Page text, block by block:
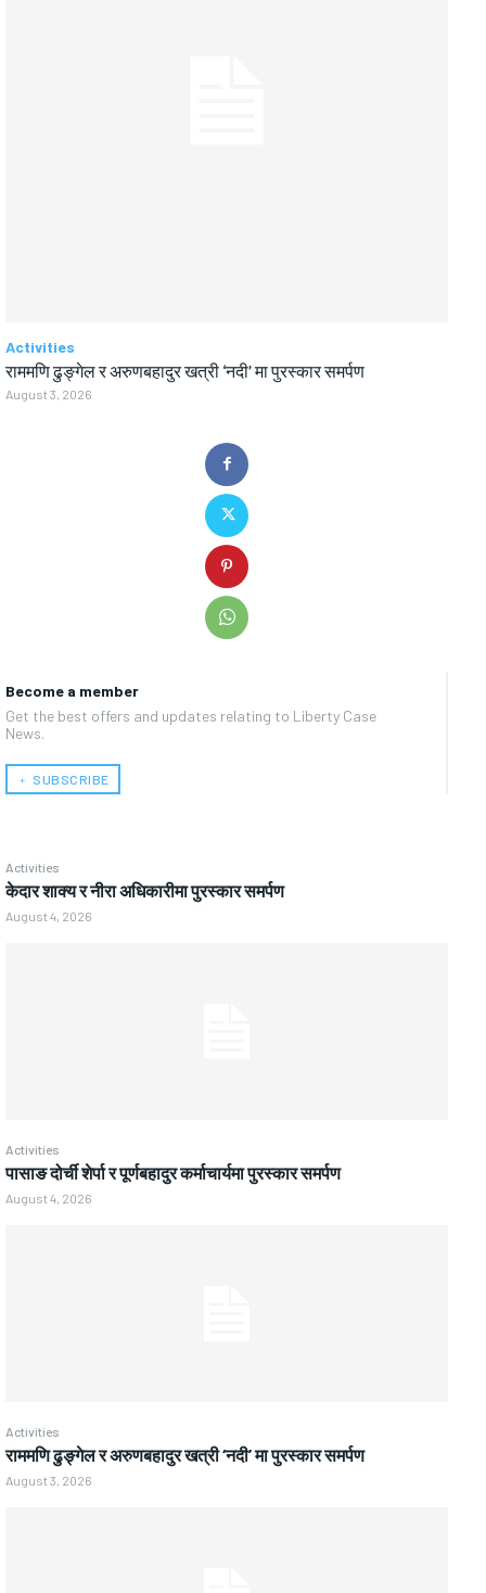
Become a member
Get the best offers and updates relating to Liberty Case
News.
﹢ SUBSCRIBE
Activities
केदार शाक्य र नीरा अधिकारीमा पुरस्कार समर्पण
August 4, 2026
Activities
पासाङ दोर्ची शेर्पा र पूर्णबहादुर कर्माचार्यमा पुरस्कार समर्पण
August 4, 2026
Activities
राममणि ढुङ्गेल र अरुणबहादुर खत्री ‘नदी’ मा पुरस्कार समर्पण
August 3, 2026
Activities
राममणि ढुङ्गेल र अरुणबहादुर खत्री ‘नदी’ मा पुरस्कार समर्पण
August 3, 2026